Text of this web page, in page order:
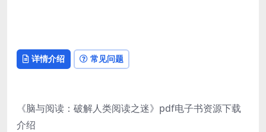
详情介绍 常见问题
《脑与阅读：破解人类阅读之迷》pdf电子书资源下载
介绍